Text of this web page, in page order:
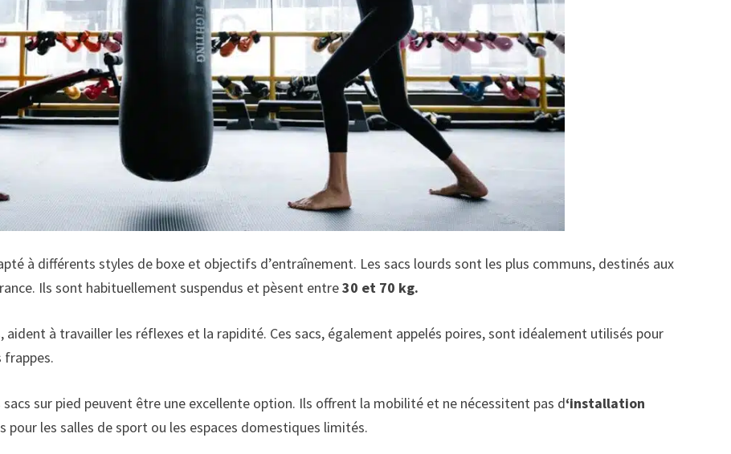
à différents styles de boxe et objectifs d’entraînement. Les sacs lourds sont les plus communs, destinés aux
Ils sont habituellement suspendus et pèsent entre30 et 70 kg.
à travailler les réflexes et la rapidité. Ces sacs, également appelés poires, sont idéalement utilisés pour
sur pied peuvent être une excellente option. Ils offrent la mobilité et ne nécessitent pas d‘installation
pour les salles de sport ou les espaces domestiques limités.